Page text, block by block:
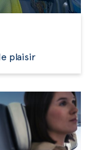
plaisir